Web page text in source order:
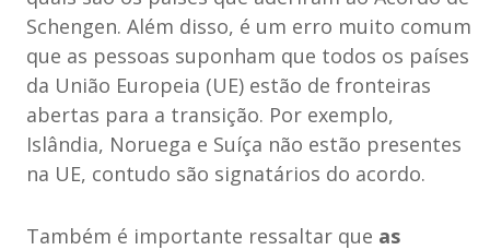
Schengen. Além disso, é um erro muito comum
que as pessoas suponham que todos os países
da União Europeia (UE) estão de fronteiras
abertas para a transição. Por exemplo,
Islândia, Noruega e Suíça não estão presentes
na UE, contudo são signatários do acordo.
Também é importante ressaltar que as